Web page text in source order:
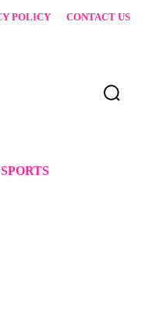
POLICY CONTACT US
SPORTS